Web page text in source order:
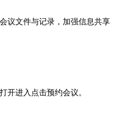
议文件与记录，加强信息共享
开进入点击预约会议。